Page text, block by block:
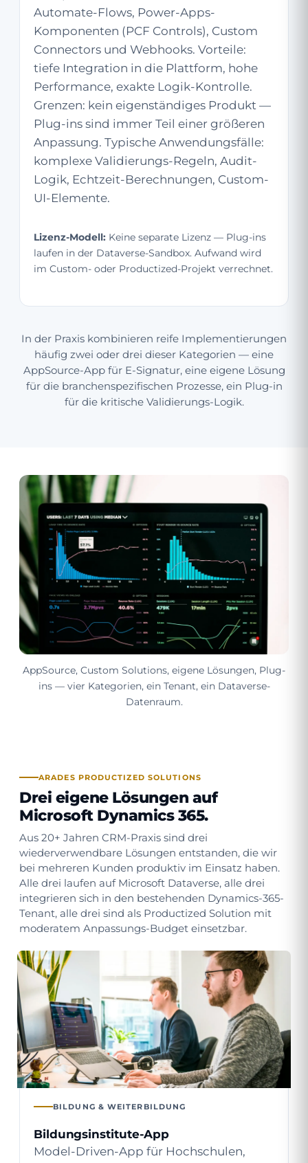
Automate-Flows, Power-Apps-
Komponenten (PCF Controls), Custom
Connectors und Webhooks. Vorteile:
tiefe Integration in die Plattform, hohe
Performance, exakte Logik-Kontrolle.
Grenzen: kein eigenständiges Produkt —
Plug-ins sind immer Teil einer größeren
Anpassung. Typische Anwendungsfälle:
komplexe Validierungs-Regeln, Audit-
Logik, Echtzeit-Berechnungen, Custom-
UI-Elemente.
Lizenz-Modell: Keine separate Lizenz — Plug-ins
laufen in der Dataverse-Sandbox. Aufwand wird
im Custom- oder Productized-Projekt verrechnet.
In der Praxis kombinieren reife Implementierungen
häufig zwei oder drei dieser Kategorien — eine
AppSource-App für E-Signatur, eine eigene Lösung
für die branchenspezifischen Prozesse, ein Plug-in
für die kritische Validierungs-Logik.
AppSource, Custom Solutions, eigene Lösungen, Plug-
ins — vier Kategorien, ein Tenant, ein Dataverse-
Datenraum.
ARADES PRODUCTIZED SOLUTIONS
Drei eigene Lösungen auf
Microsoft Dynamics 365.
Aus 20+ Jahren CRM-Praxis sind drei
wiederverwendbare Lösungen entstanden, die wir
bei mehreren Kunden produktiv im Einsatz haben.
Alle drei laufen auf Microsoft Dataverse, alle drei
integrieren sich in den bestehenden Dynamics-365-
Tenant, alle drei sind als Productized Solution mit
moderatem Anpassungs-Budget einsetzbar.
BILDUNG & WEITERBILDUNG
Bildungsinstitute-App
Model-Driven-App für Hochschulen,